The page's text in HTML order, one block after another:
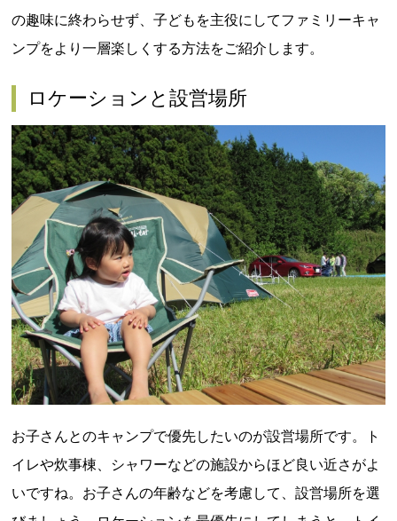
の趣味に終わらせず、子どもを主役にしてファミリーキャ
ンプをより一層楽しくする方法をご紹介します。
ロケーションと設営場所
お子さんとのキャンプで優先したいのが設営場所です。ト
イレや炊事棟、シャワーなどの施設からほど良い近さがよ
いですね。お子さんの年齢などを考慮して、設営場所を選